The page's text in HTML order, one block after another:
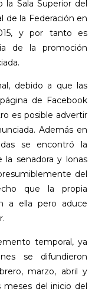
Sala Superior del
de la Federación en
y por tanto es
de la promoción
debido a que las
de Facebook
es posible advertir
Además en
se encontró la
senadora y lonas
del
que la propia
a ella pero aduce
temporal, ya
se difundieron
marzo, abril y
meses del inicio del